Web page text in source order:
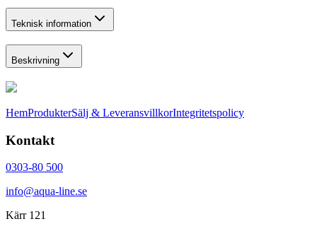
Teknisk information
Beskrivning
HemProdukterSälj & LeveransvillkorIntegritetspolicy
Kontakt
0303-80 500
info@aqua-line.se
Kärr 121